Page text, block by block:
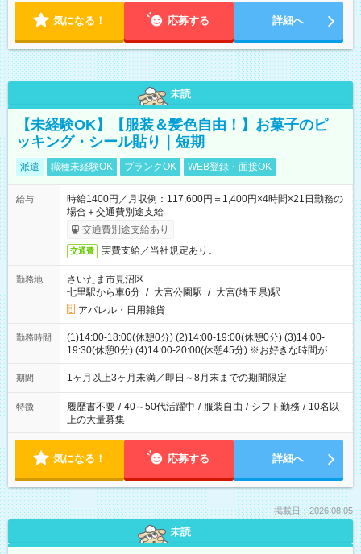
気になる！ 応募する 詳細へ
未読
【未経験OK】【服装＆髪色自由！】お菓子のピ
ッキング・シール貼り｜短期
派遣 職種未経験OK ブランクOK WEB登録・面接OK
給与
時給1400円／月収例：117,600円＝1,400円×4時間×21日勤務の
場合＋交通費別途支給
交通費別途支給あり
交通費 実費支給／当社規定あり。
勤務地
さいたま市見沼区
七里駅から車6分 / 大宮公園駅 / 大宮(埼玉県)駅
アパレル・日用雑貨
勤務時間
(1)14:00-18:00(休憩0分) (2)14:00-19:00(休憩0分) (3)14:00-
19:30(休憩0分) (4)14:00-20:00(休憩45分) ※お好きな時間が選べ
ます
期間 1ヶ月以上3ヶ月未満／即日～8月末までの期間限定
特徴 履歴書不要 / 40～50代活躍中 / 服装自由 / シフト勤務 / 10名以
上の大量募集
気になる！ 応募する 詳細へ
掲載日：2026.08.05
未読